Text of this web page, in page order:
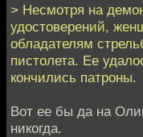
> Несмотря на
удостоверений,
обладателям
пистолета. Ее
кончились патроны.
Вот ее бы да на
никогда.